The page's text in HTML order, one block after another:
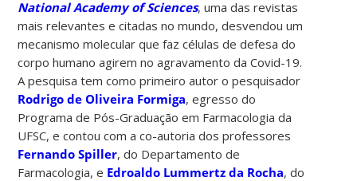
National Academy of Sciences, uma das revistas
mais relevantes e citadas no mundo, desvendou um
mecanismo molecular que faz células de defesa do
corpo humano agirem no agravamento da Covid-19.
A pesquisa tem como primeiro autor o pesquisador
Rodrigo de Oliveira Formiga, egresso do
Programa de Pós-Graduação em Farmacologia da
UFSC, e contou com a co-autoria dos professores
Fernando Spiller, do Departamento de
Farmacologia, e Edroaldo Lummertz da Rocha, do